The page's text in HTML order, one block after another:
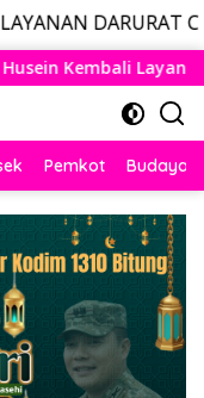
CENTER
Wakil
Pemkot Budaya